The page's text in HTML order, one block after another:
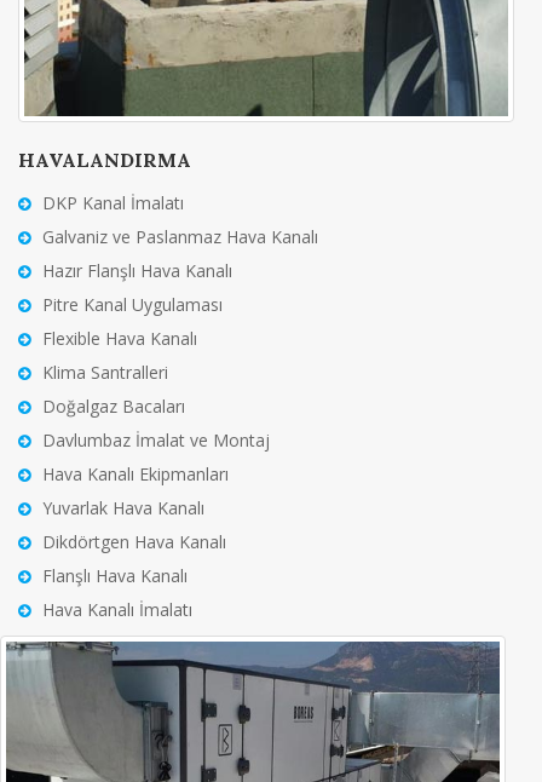
HAVALANDIRMA
DKP Kanal İmalatı
Galvaniz ve Paslanmaz Hava Kanalı
Hazır Flanşlı Hava Kanalı
Pitre Kanal Uygulaması
Flexible Hava Kanalı
Klima Santralleri
Doğalgaz Bacaları
Davlumbaz İmalat ve Montaj
Hava Kanalı Ekipmanları
Yuvarlak Hava Kanalı
Dikdörtgen Hava Kanalı
Flanşlı Hava Kanalı
Hava Kanalı İmalatı